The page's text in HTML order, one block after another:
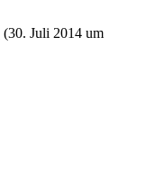
(30. Juli 2014 um